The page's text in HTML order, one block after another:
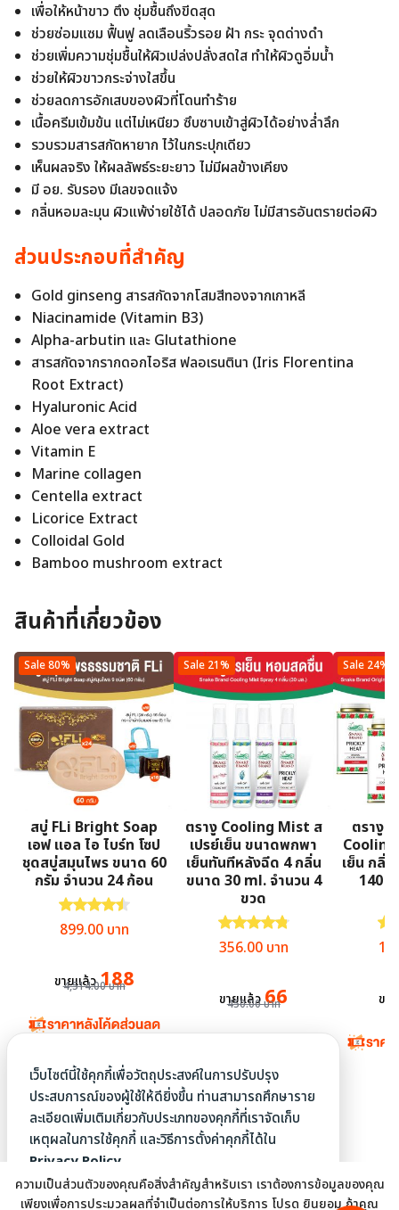
ความเป็นส่วนตัวของคุณคือสิ่งสำคัญสำหรับเรา เราต้องการข้อมูลของคุณ
เพียงเพื่อการประมวลผลที่จำเป็นต่อการให้บริการ โปรด ยินยอม ถ้าคุณ
เพื่อให้หน้าขาว ตึง ชุ่มชื้นถึงขีดสุด
ช่วยซ่อมแซม ฟื้นฟู ลดเลือนริ้วรอย ฝ้า กระ จุดด่างดำ
ช่วยเพิ่มความชุ่มชื้นให้ผิวเปล่งปลั่งสดใส ทำให้ผิวดูอิ่มน้ำ
ช่วยให้ผิวขาวกระจ่างใสขึ้น
ช่วยลดการอักเสบของผิวที่โดนทำร้าย
เนื้อครีมเข้มข้น แต่ไม่เหนียว ซึบซาบเข้าสู่ผิวได้อย่างล่ำลึก
รวบรวมสารสกัดหายาก ไว้ในกระปุกเดียว
เห็นผลจริง ให้ผลลัพธ์ระยะยาว ไม่มีผลข้างเคียง
มี อย. รับรอง มีเลขจดแจ้ง
กลิ่นหอมละมุน ผิวแพ้ง่ายใช้ได้ ปลอดภัย ไม่มีสารอันตรายต่อผิว
ส่วนประกอบที่สำคัญ
Gold ginseng สารสกัดจากโสมสีทองจากเกาหลี
Niacinamide (Vitamin B3)
Alpha-arbutin และ Glutathione
สารสกัดจากรากดอกไอริส ฟลอเรนตินา (Iris Florentina
Root Extract)
Hyaluronic Acid
Aloe vera extract
Vitamin E
Marine collagen
Centella extract
Licorice Extract
Colloidal Gold
Bamboo mushroom extract
สินค้าที่เกี่ยวข้อง
Sale 80%
สบู่ FLi Bright Soap
เอฟ แอล ไอ ไบร์ท โซป
ชุดสบู่สมุนไพร ขนาด 60
กรัม จำนวน 24 ก้อน
ให้คะแนน4.55 ตั้งแต่ 1-5 คะแนน
4,514.00บาท
Original price was: 4,514.00 บาท.
899.00 บาทCurrent price is: 899.00 บาท.
ขายแล้ว188
Sale 21%
ตรางู Cooling Mist ส
เปรย์เย็น ขนาดพกพา
เย็นทันทีหลังฉีด 4 กลิ่น
ขนาด 30 ml. จำนวน 4
ขวด
ให้คะแนน4.85 ตั้งแต่ 1-5 คะแ
450.00บาท
Original price was: 450.00
356.00 บาทCurrent price is:
ขายแล้ว66
Sale 24%
ตรางู
เย็น กลิ่
140
ให้
ขา
เว็บไซต์นี้ใช้คุกกี้เพื่อวัตถุประสงค์ในการปรับปรุง
ประสบการณ์ของผู้ใช้ให้ดียิ่งขึ้น ท่านสามารถศึกษาราย
ละเอียดเพิ่มเติมเกี่ยวกับประเภทของคุกกี้ที่เราจัดเก็บ
เหตุผลในการใช้คุกกี้ และวิธีการตั้งค่าคุกกี้ได้ใน
Privacy Policy.